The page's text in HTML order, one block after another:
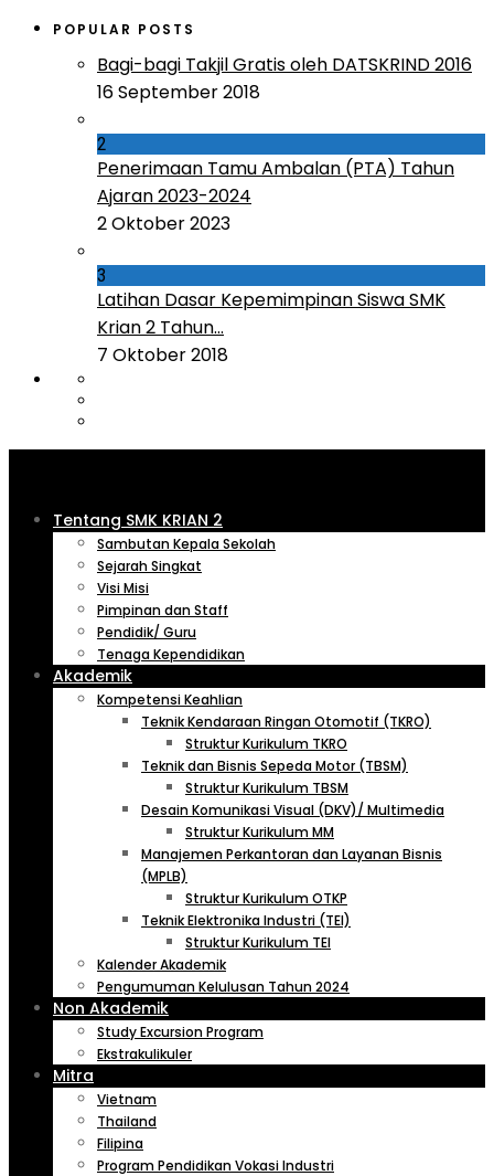
POPULAR POSTS
Bagi-bagi Takjil Gratis oleh DATSKRIND 2016
16 September 2018
2
Penerimaan Tamu Ambalan (PTA) Tahun
Ajaran 2023-2024
2 Oktober 2023
3
Latihan Dasar Kepemimpinan Siswa SMK
Krian 2 Tahun...
7 Oktober 2018
Tentang SMK KRIAN 2
Sambutan Kepala Sekolah
Sejarah Singkat
Visi Misi
Pimpinan dan Staff
Pendidik/ Guru
Tenaga Kependidikan
Akademik
Kompetensi Keahlian
Teknik Kendaraan Ringan Otomotif (TKRO)
Struktur Kurikulum TKRO
Teknik dan Bisnis Sepeda Motor (TBSM)
Struktur Kurikulum TBSM
Desain Komunikasi Visual (DKV)/ Multimedia
Struktur Kurikulum MM
Manajemen Perkantoran dan Layanan Bisnis
(MPLB)
Struktur Kurikulum OTKP
Teknik Elektronika Industri (TEI)
Struktur Kurikulum TEI
Kalender Akademik
Pengumuman Kelulusan Tahun 2024
Non Akademik
Study Excursion Program
Ekstrakulikuler
Mitra
Vietnam
Thailand
Filipina
Program Pendidikan Vokasi Industri